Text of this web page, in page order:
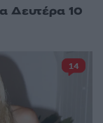
Δευτέρα 10
14